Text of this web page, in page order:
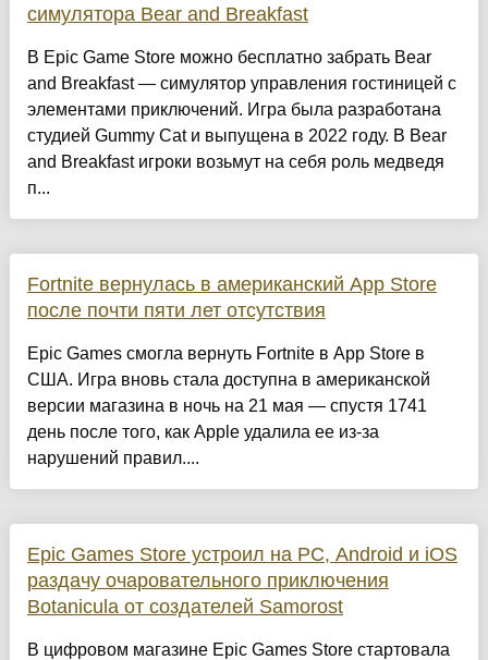
симулятора Bear and Breakfast
В Epic Game Store можно бесплатно забрать Bear
and Breakfast — симулятор управления гостиницей с
элементами приключений. Игра была разработана
студией Gummy Cat и выпущена в 2022 году. В Bear
and Breakfast игроки возьмут на себя роль медведя
п...
Fortnite вернулась в американский App Store
после почти пяти лет отсутствия
Epic Games смогла вернуть Fortnite в App Store в
США. Игра вновь стала доступна в американской
версии магазина в ночь на 21 мая — спустя 1741
день после того, как Apple удалила ее из-за
нарушений правил....
Epic Games Store устроил на PC, Android и iOS
раздачу очаровательного приключения
Botanicula от создателей Samorost
В цифровом магазине Epic Games Store стартовала